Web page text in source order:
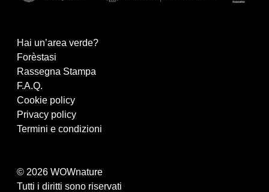
Hai un’area verde?
Forèstasi
Rassegna Stampa
F.A.Q.
Cookie policy
Privacy policy
Termini e condizioni
© 2026 WOWnature
Tutti i diritti sono riservati